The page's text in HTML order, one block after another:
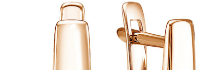
странице
товара.